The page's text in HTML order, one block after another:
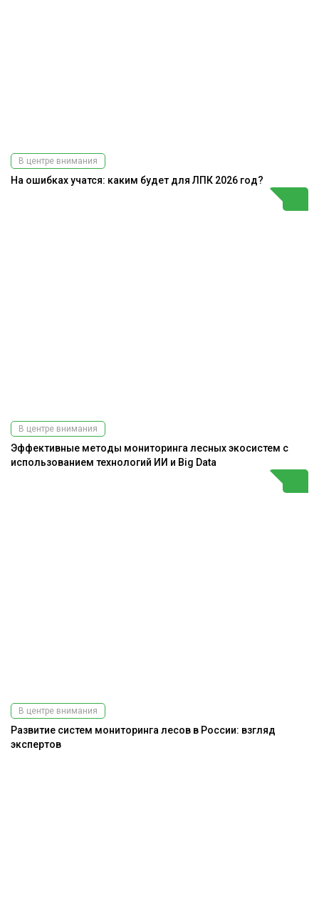
В центре внимания
На ошибках учатся: каким будет для ЛПК 2026 год?
В центре внимания
Эффективные методы мониторинга лесных экосистем с
использованием технологий ИИ и Big Data
В центре внимания
Развитие систем мониторинга лесов в России: взгляд
экспертов